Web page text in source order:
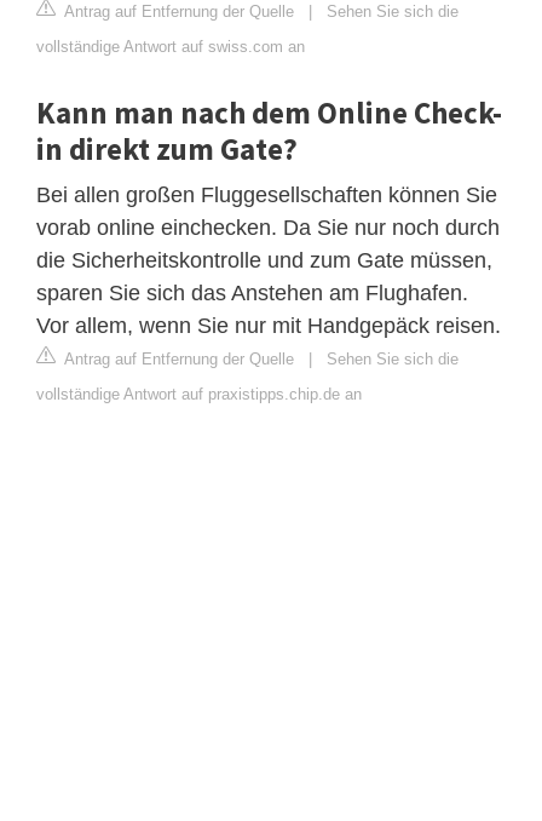
Antrag auf Entfernung der Quelle | Sehen Sie sich die
vollständige Antwort auf swiss.com an
Kann man nach dem Online Check-
in direkt zum Gate?
Bei allen großen Fluggesellschaften können Sie
vorab online einchecken. Da Sie nur noch durch
die Sicherheitskontrolle und zum Gate müssen,
sparen Sie sich das Anstehen am Flughafen.
Vor allem, wenn Sie nur mit Handgepäck reisen.
Antrag auf Entfernung der Quelle | Sehen Sie sich die
vollständige Antwort auf praxistipps.chip.de an